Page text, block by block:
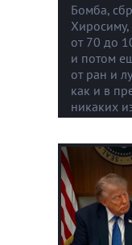
Бомба,
от 70 до
и потом
от ран и
как и в
никаких